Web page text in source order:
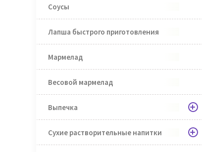
Соусы
Лапша быстрого приготовления
Мармелад
Весовой мармелад
Выпечка
Сухие растворительные напитки